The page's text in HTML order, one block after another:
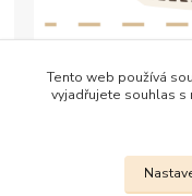
Tento web používá
vyjadřujete souhlas s